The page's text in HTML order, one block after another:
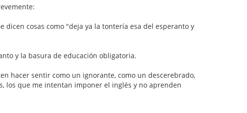
dicen cosas como "deja ya la tontería esa del esperanto y
y la basura de educación obligatoria.
hacer sentir como un ignorante, como un descerebrado,
los que me intentan imponer el inglés y no aprenden